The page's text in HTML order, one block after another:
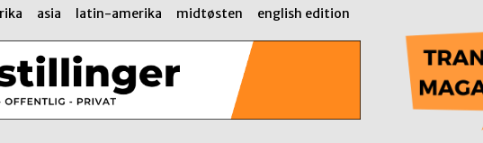
asia latin-amerika midtøsten english edition